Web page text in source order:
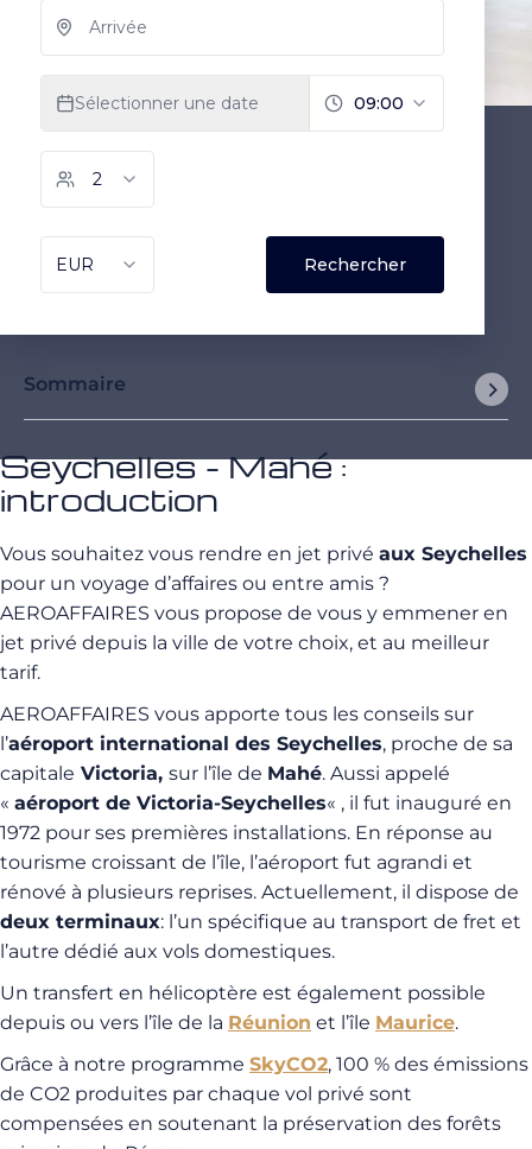
Sommaire
Seychelles - Mahé :
introduction
Vous souhaitez vous rendre en jet privé aux Seychelles
pour un voyage d’affaires ou entre amis ?
AEROAFFAIRES vous propose de vous y emmener en
jet privé depuis la ville de votre choix, et au meilleur
tarif.
AEROAFFAIRES vous apporte tous les conseils sur
l’aéroport international des Seychelles, proche de sa
capitale Victoria, sur l’île de Mahé. Aussi appelé
« aéroport de Victoria-Seychelles« , il fut inauguré en
1972 pour ses premières installations. En réponse au
tourisme croissant de l’île, l’aéroport fut agrandi et
rénové à plusieurs reprises. Actuellement, il dispose de
deux terminaux: l’un spécifique au transport de fret et
l’autre dédié aux vols domestiques.
Un transfert en hélicoptère est également possible
depuis ou vers l’île de la Réunion et l’île Maurice.
Grâce à notre programme SkyCO2, 100 % des émissions
de CO2 produites par chaque vol privé sont
compensées en soutenant la préservation des forêts